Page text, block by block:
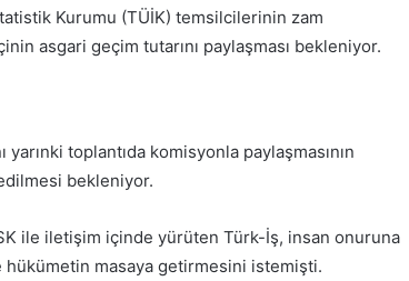
Kurumu (TÜİK) temsilcilerinin zam
asgari geçim tutarını paylaşması bekleniyor.
toplantıda komisyonla paylaşmasının
bekleniyor.
ile iletişim içinde yürüten Türk-İş, insan onuruna
hükümetin masaya getirmesini istemişti.